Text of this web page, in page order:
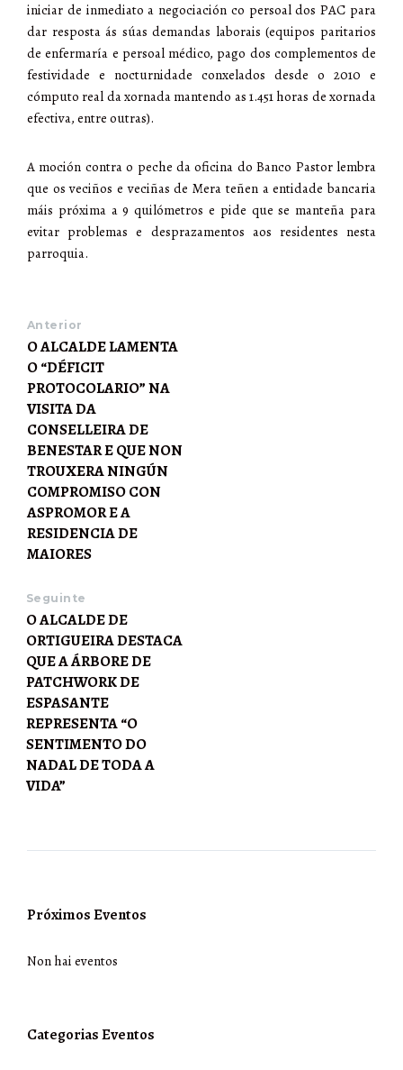
iniciar de inmediato a negociación co persoal dos PAC para
dar resposta ás súas demandas laborais (equipos paritarios
de enfermaría e persoal médico, pago dos complementos de
festividade e nocturnidade conxelados desde o 2010 e
cómputo real da xornada mantendo as 1.451 horas de xornada
efectiva, entre outras).
A moción contra o peche da oficina do Banco Pastor lembra
que os veciños e veciñas de Mera teñen a entidade bancaria
máis próxima a 9 quilómetros e pide que se manteña para
evitar problemas e desprazamentos aos residentes nesta
parroquia.
Anterior
O ALCALDE LAMENTA
O “DÉFICIT
PROTOCOLARIO” NA
VISITA DA
CONSELLEIRA DE
BENESTAR E QUE NON
TROUXERA NINGÚN
COMPROMISO CON
ASPROMOR E A
RESIDENCIA DE
MAIORES
Seguinte
O ALCALDE DE
ORTIGUEIRA DESTACA
QUE A ÁRBORE DE
PATCHWORK DE
ESPASANTE
REPRESENTA “O
SENTIMENTO DO
NADAL DE TODA A
VIDA”
Próximos Eventos
Non hai eventos
Categorias Eventos